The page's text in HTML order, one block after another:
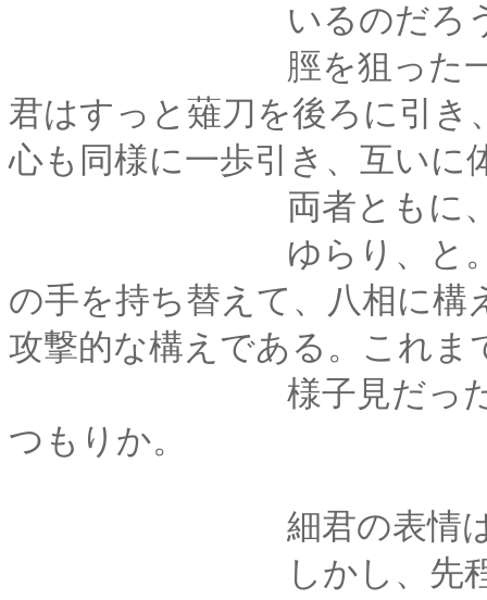
いるのだろう
脛を狙った一打を剣
君はすっと薙刀を後ろに引き
心も同様に一歩引き、互いに
両者ともに、息は
ゆらり、と。薙刀の
の手を持ち替えて、八相に
攻撃的な構えである。これま
様子見だったのだろ
つもりか。
細君の表情は、静
しかし、先程から決